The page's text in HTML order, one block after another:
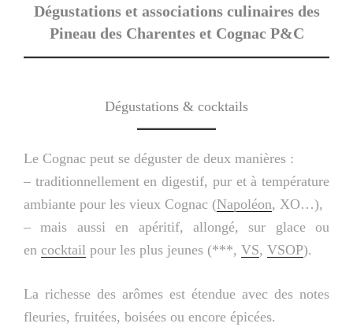
Dégustations et associations culinaires des
Pineau des Charentes et Cognac P&C
Dégustations & cocktails
Le Cognac peut se déguster de deux manières :
– traditionnellement en digestif, pur et à température
ambiante pour les vieux Cognac (Napoléon, XO…),
– mais aussi en apéritif, allongé, sur glace ou
en cocktail pour les plus jeunes (***, VS, VSOP).
La richesse des arômes est étendue avec des notes
fleuries, fruitées, boisées ou encore épicées.